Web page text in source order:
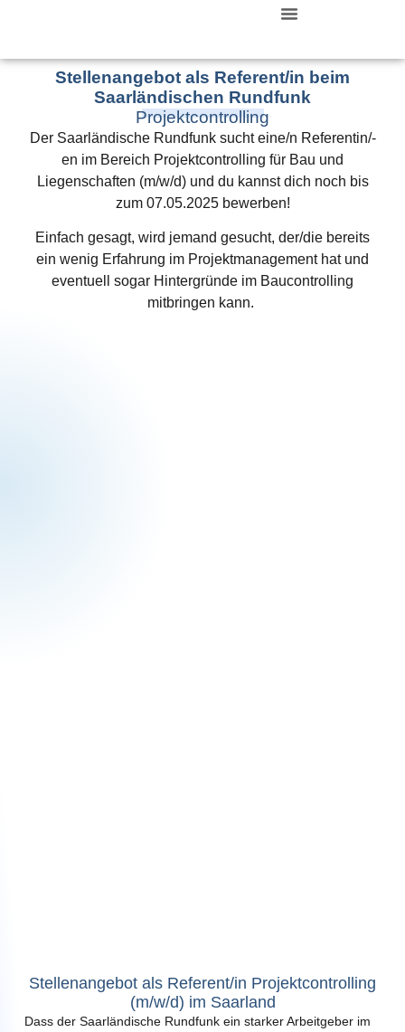
Stellenangebot als Referent/in beim
Saarländischen Rundfunk
Projektcontrolling
Der Saarländische Rundfunk sucht eine/n Referentin/-
en im Bereich Projektcontrolling für Bau und
Liegenschaften (m/w/d) und du kannst dich noch bis
zum 07.05.2025 bewerben!
Einfach gesagt, wird jemand gesucht, der/die bereits
ein wenig Erfahrung im Projektmanagement hat und
eventuell sogar Hintergründe im Baucontrolling
mitbringen kann.
Stellenangebot als Referent/in Projektcontrolling
(m/w/d) im Saarland
Dass der Saarländische Rundfunk ein starker Arbeitgeber im